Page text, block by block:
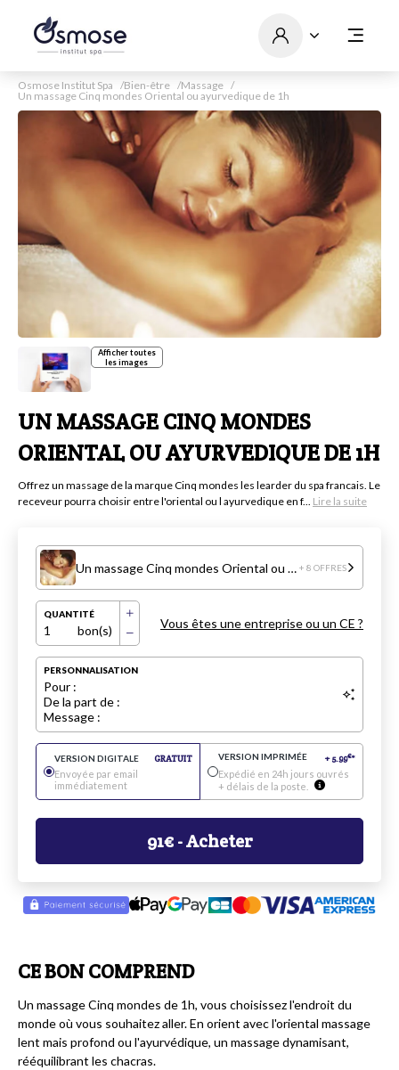
Osmose Institut Spa Bien-être
Massage
Un massage Cinq mondes Oriental ou ayurvedique de 1h
Afficher toutes
les images
UN MASSAGE CINQ MONDES
ORIENTAL OU AYURVEDIQUE DE 1H
Offrez un massage de la marque Cinq mondes les learder du spa francais. Le
receveur pourra choisir entre l'oriental ou l ayurvedique en f... Lire la suite
Un massage Cinq mondes Oriental ou ayurvedique de 1h + 8 OFFRES
QUANTITÉ
1 bon(s) Vous êtes une entreprise ou un CE ?
PERSONNALISATION
Pour :
De la part de :
Message :
VERSION DIGITALE
GRATUIT
Envoyée par email
immédiatement
VERSION IMPRIMÉE +5.99€*
Expédié en 24h jours ouvrés
+ délais de la poste.
91€- Acheter
CE BON COMPREND
Un massage Cinq mondes de 1h, vous choisissez l'endroit du
monde où vous souhaitez aller. En orient avec l'oriental massage
lent mais profond ou l'ayurvédique, un massage dynamisant,
rééquilibrant les chacras.